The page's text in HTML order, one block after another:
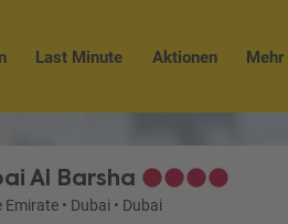
Last Minute Aktionen Mehr
Al Barsha
Emirate • Dubai • Dubai